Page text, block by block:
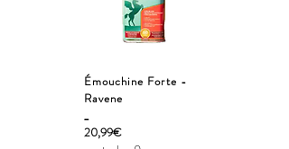
Émouchine Forte -
Ravene
_
20,99€